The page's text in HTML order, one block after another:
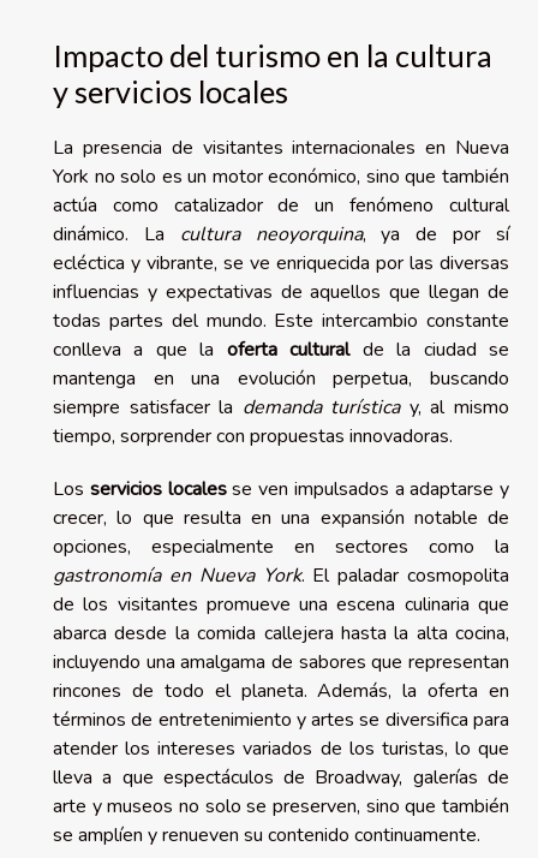
Impacto del turismo en la cultura
y servicios locales
La presencia de visitantes internacionales en Nueva
York no solo es un motor económico, sino que también
actúa como catalizador de un fenómeno cultural
dinámico. La cultura neoyorquina, ya de por sí
ecléctica y vibrante, se ve enriquecida por las diversas
influencias y expectativas de aquellos que llegan de
todas partes del mundo. Este intercambio constante
conlleva a que la oferta culturalde la ciudad se
mantenga en una evolución perpetua, buscando
siempre satisfacer la demanda turísticay, al mismo
tiempo, sorprender con propuestas innovadoras.
Los servicios localesse ven impulsados a adaptarse y
crecer, lo que resulta en una expansión notable de
opciones, especialmente en sectores como la
gastronomía en Nueva York. El paladar cosmopolita
de los visitantes promueve una escena culinaria que
abarca desde la comida callejera hasta la alta cocina,
incluyendo una amalgama de sabores que representan
rincones de todo el planeta. Además, la oferta en
términos de entretenimiento y artes se diversifica para
atender los intereses variados de los turistas, lo que
lleva a que espectáculos de Broadway, galerías de
arte y museos no solo se preserven, sino que también
se amplíen y renueven su contenido continuamente.